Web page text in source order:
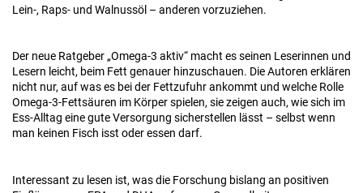
Lein-, Raps- und Walnussöl – anderen vorzuziehen.
Der neue Ratgeber „Omega-3 aktiv“ macht es seinen Leserinnen und
Lesern leicht, beim Fett genauer hinzuschauen. Die Autoren erklären
nicht nur, auf was es bei der Fettzufuhr ankommt und welche Rolle
Omega-3-Fettsäuren im Körper spielen, sie zeigen auch, wie sich im
Ess-Alltag eine gute Versorgung sicherstellen lässt – selbst wenn
man keinen Fisch isst oder essen darf.
Interessant zu lesen ist, was die Forschung bislang an positiven